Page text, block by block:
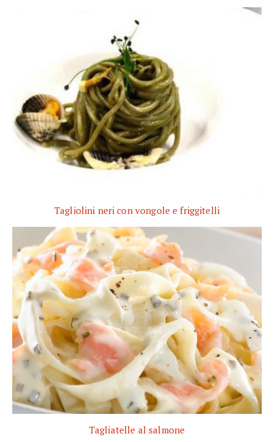
Tagliolini neri con vongole e friggitelli
Tagliatelle al salmone